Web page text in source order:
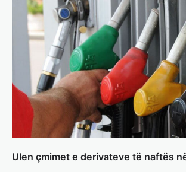
Ulen çmimet e derivateve të naftës
Gjermania ndodhet aktualisht
përpjekjeve për krijimin e
nuk pret. CDU/CSU dhe SPD
BOTA LAJME,MISTER , RAJONI
Çka ndodhë tash pas
ndërprerjes së
ushtarake për
Trump
adminadmin March 4,
francezët dhe britanikët
plan paqeje për luftën në